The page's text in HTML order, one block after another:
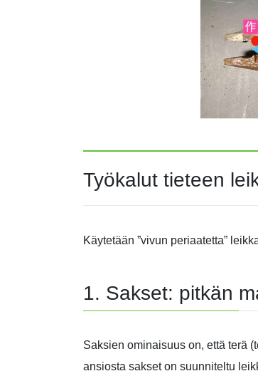
Työkalut tieteen
Käytetään ”vivun periaatetta”
1. Sakset: pitkän
Saksien ominaisuus on, että terä
ansiosta sakset on suunniteltu